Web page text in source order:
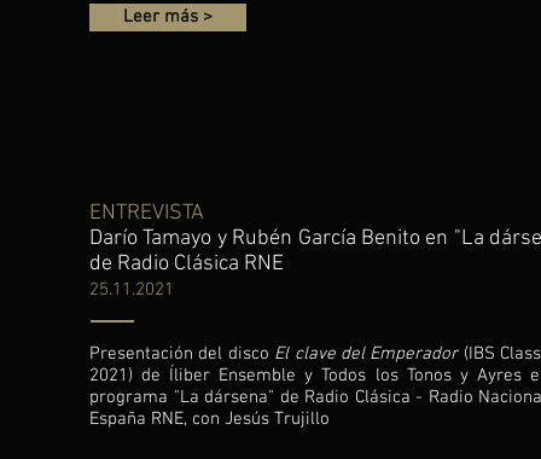
Leer más >
ENTREVISTA
Darío Tamayo y Rubén García Benito en "La
de Radio Clásica RNE
25.11.2021
Presentación del disco El clave del Emperador(IBS
2021) de Íliber Ensemble y Todos los Tonos y Ayres
programa "La dársena" de Radio Clásica - Radio
España RNE, con Jesús Trujillo